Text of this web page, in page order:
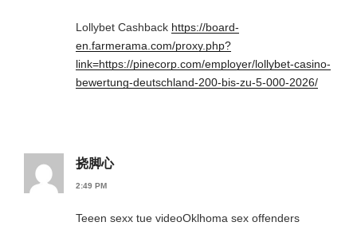
Lollybet Cashback https://board-
en.farmerama.com/proxy.php?
link=https://pinecorp.com/employer/lollybet-casino-
bewertung-deutschland-200-bis-zu-5-000-2026/
挠脚心
2:49 PM
Teeen sexx tue videoOklhoma sex offenders